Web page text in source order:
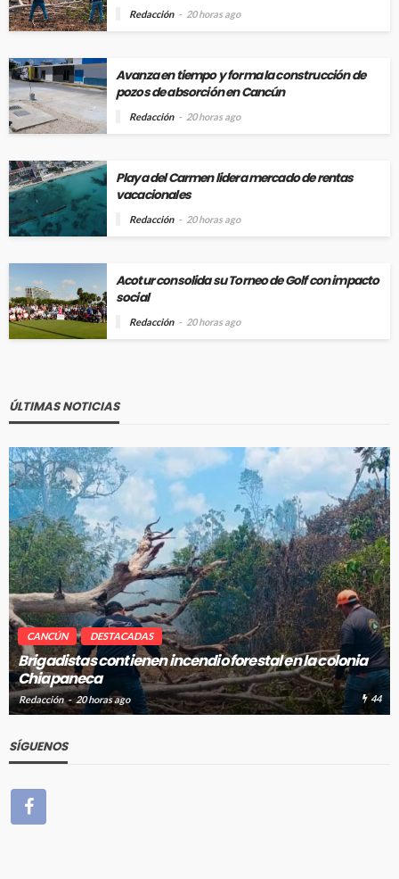
Redacción 20 horas ago
Avanza en tiempo y forma la construcción de
pozos de absorción en Cancún
Redacción 20 horas ago
Playa del Carmen lidera mercado de rentas
vacacionales
Redacción 20 horas ago
Acotur consolida su Torneo de Golf con impacto
social
Redacción 20 horas ago
ÚLTIMAS NOTICIAS
colonia
44
CANCÚN DESTACADAS
Avanza en tiempo y forma la construcción de
absorción en Cancún
Redacción 20 horas ago
SÍGUENOS